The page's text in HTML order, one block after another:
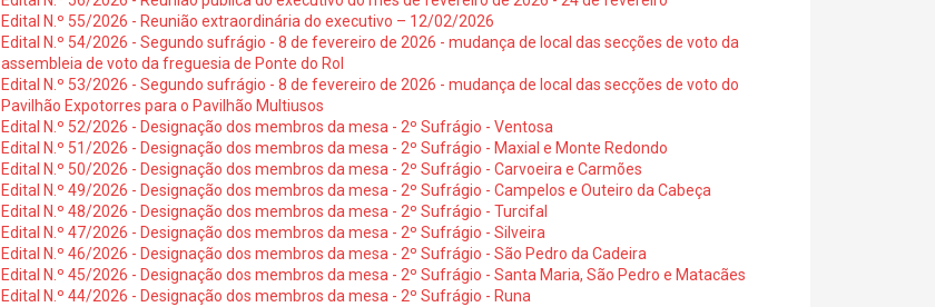
Edital N.º 55/2026 - Reunião extraordinária do executivo – 12/02/2026
Edital N.º 54/2026 - Segundo sufrágio - 8 de fevereiro de 2026 - mudança de local das secções de voto da
assembleia de voto da freguesia de Ponte do Rol
Edital N.º 53/2026 - Segundo sufrágio - 8 de fevereiro de 2026 - mudança de local das secções de voto do
Pavilhão Expotorres para o Pavilhão Multiusos
Edital N.º 52/2026 - Designação dos membros da mesa - 2º Sufrágio - Ventosa
Edital N.º 51/2026 - Designação dos membros da mesa - 2º Sufrágio - Maxial e Monte Redondo
Edital N.º 50/2026 - Designação dos membros da mesa - 2º Sufrágio - Carvoeira e Carmões
Edital N.º 49/2026 - Designação dos membros da mesa - 2º Sufrágio - Campelos e Outeiro da Cabeça
Edital N.º 48/2026 - Designação dos membros da mesa - 2º Sufrágio - Turcifal
Edital N.º 47/2026 - Designação dos membros da mesa - 2º Sufrágio - Silveira
Edital N.º 46/2026 - Designação dos membros da mesa - 2º Sufrágio - São Pedro da Cadeira
Edital N.º 45/2026 - Designação dos membros da mesa - 2º Sufrágio - Santa Maria, São Pedro e Matacães
Edital N.º 44/2026 - Designação dos membros da mesa - 2º Sufrágio - Runa